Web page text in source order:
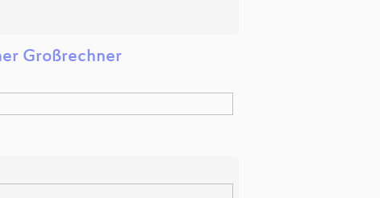
Großrechner